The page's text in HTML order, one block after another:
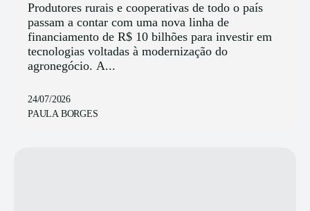
Produtores rurais e cooperativas de todo o país
passam a contar com uma nova linha de
financiamento de R$ 10 bilhões para investir em
tecnologias voltadas à modernização do
agronegócio. A...
24/07/2026
PAULA BORGES